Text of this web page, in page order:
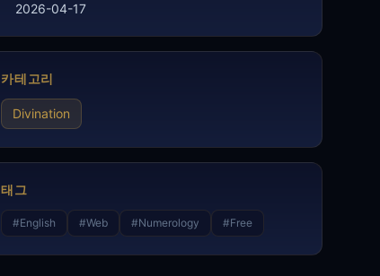
2026-04-17
카테고리
Divination
태그
#English #Web #Numerology #Free